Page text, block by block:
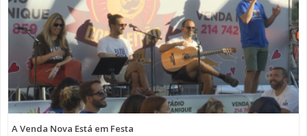
A Venda Nova Está em Festa